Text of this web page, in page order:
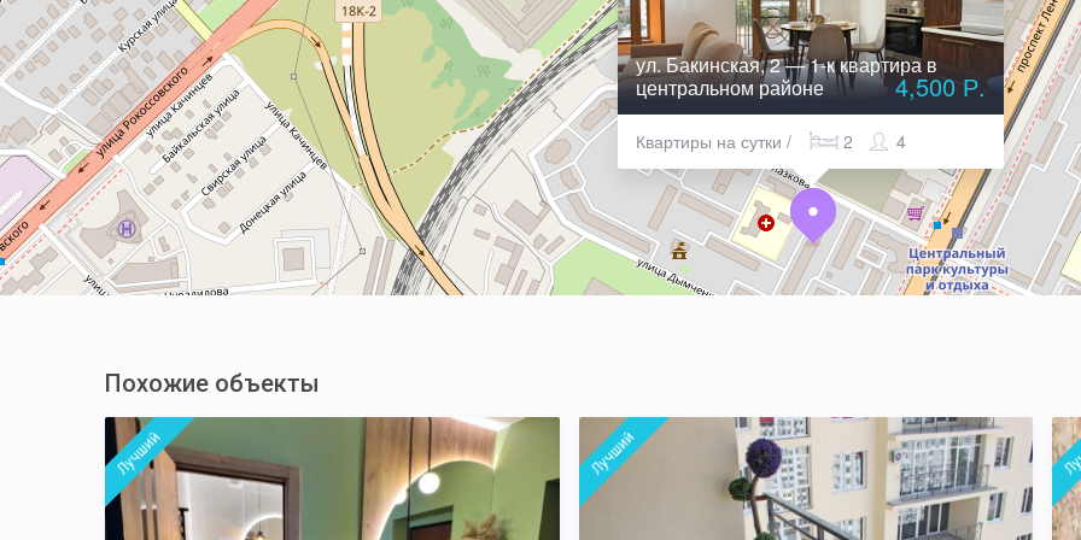
ул. Бакинская, 2 — 1-к квартира в
центральном районе
Квартиры на сутки / 4
2
4,500 Р.
Похожие объекты
Лучший Лучший